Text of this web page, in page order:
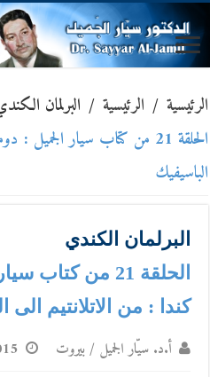
الرئيسية / الرئيسية / البرلمان
الحلقة 21 من كتاب سيار
الباسيفيك
البرلمان الكندي
الحلقة 21 من
كندا : من الاتلانتيم الى
أ.د. سيّار الجميل / بيروت